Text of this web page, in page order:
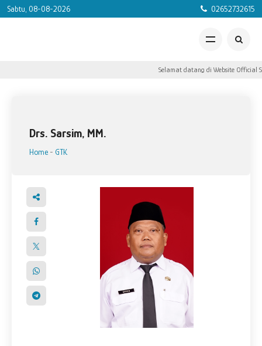
Sabtu, 08-08-2026 02652732615
Selamat datang di Website Official
Drs. Sarsim, MM.
Home - GTK